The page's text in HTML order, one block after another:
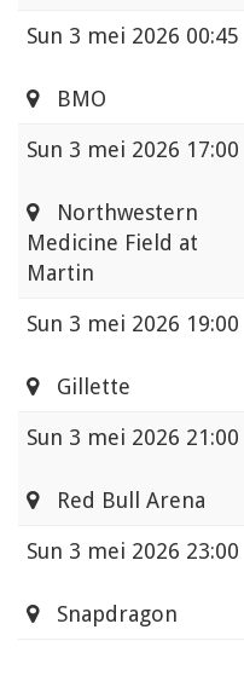
Sun 3 mei 2026 00:45
BMO
Sun 3 mei 2026 17:00
Northwestern
Medicine Field at
Martin
Sun 3 mei 2026 19:00
Gillette
Sun 3 mei 2026 21:00
Red Bull Arena
Sun 3 mei 2026 23:00
Snapdragon